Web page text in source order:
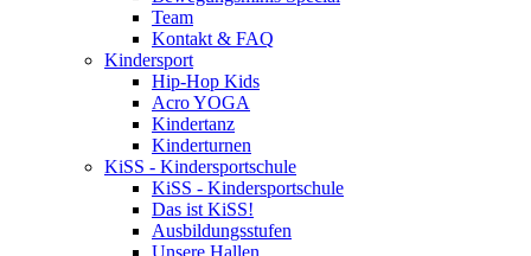
Team
Kontakt & FAQ
Kindersport
Hip-Hop Kids
Acro YOGA
Kindertanz
Kinderturnen
KiSS - Kindersportschule
KiSS - Kindersportschule
Das ist KiSS!
Ausbildungsstufen
Unsere Hallen